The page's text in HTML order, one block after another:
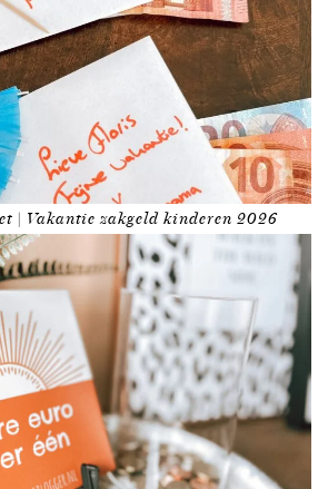
| Vakantie zakgeld kinderen 2026